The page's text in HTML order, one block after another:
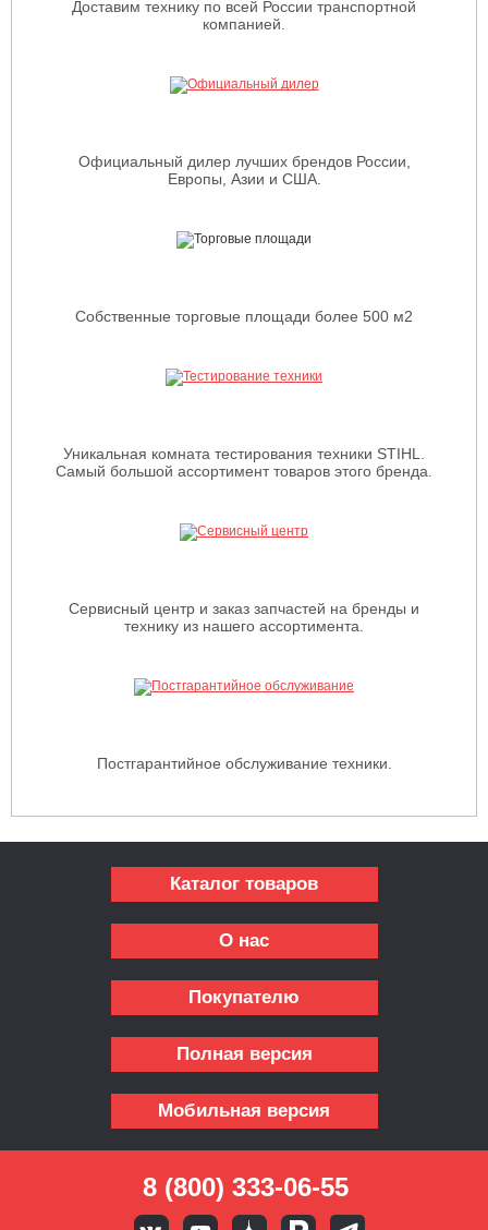
Доставим технику по всей России транспортной
компанией.
Официальный дилер лучших брендов России,
Европы, Азии и США.
Собственные торговые площади более 500 м2
Уникальная комната тестирования техники STIHL.
Самый большой ассортимент товаров этого бренда.
Сервисный центр и заказ запчастей на бренды и
технику из нашего ассортимента.
Постгарантийное обслуживание техники.
Каталог товаров
О нас
Покупателю
Полная версия
Мобильная версия
8 (800) 333-06-55